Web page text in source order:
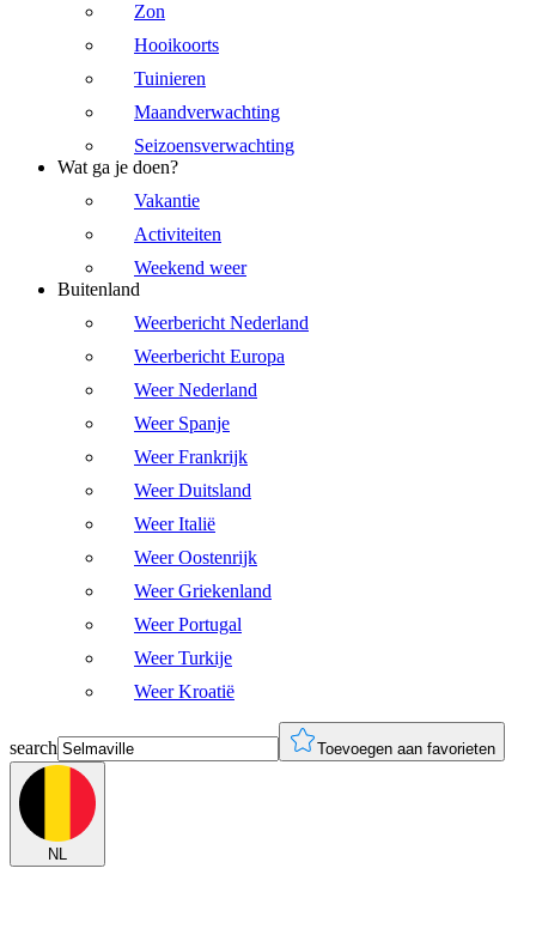
Zon
Hooikoorts
Tuinieren
Maandverwachting
Seizoensverwachting
Wat ga je doen?
Vakantie
Activiteiten
Weekend weer
Buitenland
Weerbericht Nederland
Weerbericht Europa
Weer Nederland
Weer Spanje
Weer Frankrijk
Weer Duitsland
Weer Italië
Weer Oostenrijk
Weer Griekenland
Weer Portugal
Weer Turkije
Weer Kroatië
search Toevoegen aan favorieten
NL